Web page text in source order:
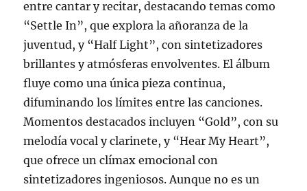
entre cantar y recitar, destacando temas como
“Settle In”, que explora la añoranza de la
juventud, y “Half Light”, con sintetizadores
brillantes y atmósferas envolventes. El álbum
fluye como una única pieza continua,
difuminando los límites entre las canciones.
Momentos destacados incluyen “Gold”, con su
melodía vocal y clarinete, y “Hear My Heart”,
que ofrece un clímax emocional con
sintetizadores ingeniosos. Aunque no es un